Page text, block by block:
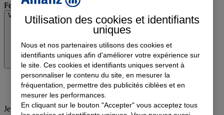
Fermé
Voir les horaires
Jeudi : 09:00-12:00, 14:00-18:00
Utilisation des cookies et identifiants
uniques
Nous et nos partenaires utilisons des cookies et
identifiants uniques afin d'améliorer votre expérience sur
le site. Ces cookies et identifiants uniques servent à
personnaliser le contenu du site, en mesurer la
fréquentation, permettre des publicités ciblées et en
mesurer les performances.
En cliquant sur le bouton "Accepter" vous acceptez tous